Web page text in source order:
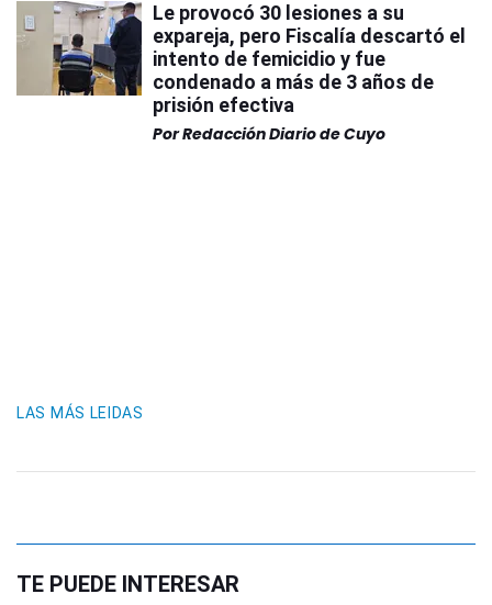
Le provocó 30 lesiones a su
expareja, pero Fiscalía descartó el
intento de femicidio y fue
condenado a más de 3 años de
prisión efectiva
PorRedacción Diario de Cuyo
LAS MÁS LEIDAS
TE PUEDE INTERESAR